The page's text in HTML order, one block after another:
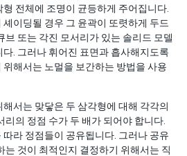
전체에 조명이 균등하게 주어집니다.
이딩될 경우 그 윤곽이 또렷하게 두드
브 또는 각진 모서리가 있는 솔리드 모델
. 그러나 휘어진 표면과 흡사해지도록
해서는 노멀을 보간하는 방법을 사용
서는 맞닿은 두 삼각형에 대해 각각의
리의 정점 수가 두 배가 되어야 합니다.
라 정점들이 공유됩니다. 그러나 공유
는 것이 최적인지 결정하기 위해서는 직